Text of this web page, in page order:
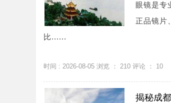
眼镜是专
正品镜片
比......
时间 : 2026-08-05 浏览 ： 210 评论 ： 10
揭秘成